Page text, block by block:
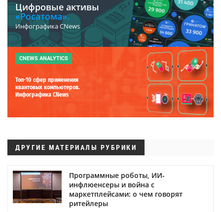
Цифровые активы
«Росатома».
Инфографика CNews
CNEWS ANALYTICS
Топ-10 сфер применения
квантовых компьютеров.
Инфографика CNews
ДРУГИЕ МАТЕРИАЛЫ РУБРИКИ
Программные роботы, ИИ-
инфлюенсеры и война с
маркетплейсами: о чем говорят
ритейлеры